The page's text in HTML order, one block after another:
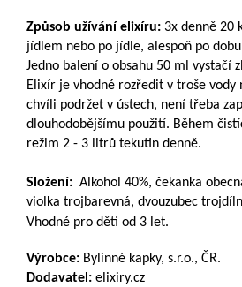
Způsob užívání elixíru: 3x denně 20
jídlem nebo po jídle, alespoň po
Jedno balení o obsahu 50 ml vystačí
Elixír je vhodné rozředit v troše vody
chvíli podržet v ústech, není třeba
dlouhodobějšímu použití. Během
režim 2 - 3 litrů tekutin denně.
Složení: Alkohol 40%, čekanka
violka trojbarevná, dvouzubec
Vhodné pro děti od 3 let.
Výrobce: Bylinné kapky, s.r.o., ČR.
Dodavatel: elixiry.cz